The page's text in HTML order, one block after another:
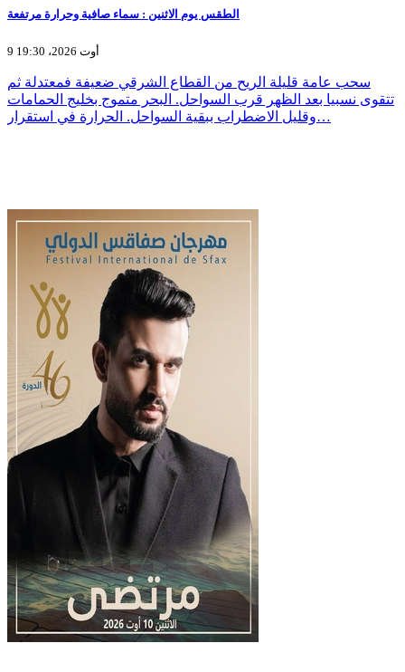
الطقس يوم الاثنين : سماء صافية وحرارة مرتفعة
9 أوت 2026، 19:30
سحب عامة قليلة الريح من القطاع الشرقي ضعيفة فمعتدلة ثم
تتقوى نسبيا بعد الظهر قرب السواحل. البحر متموج بخليج الحمامات
وقليل الاضطراب ببقية السواحل. الحرارة في استقرار…